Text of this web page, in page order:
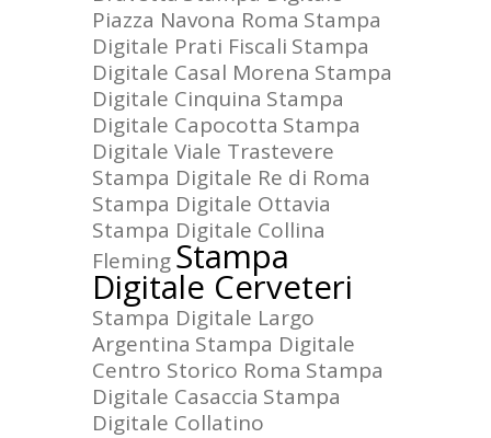
Piazza Navona Roma Stampa
Digitale Prati Fiscali Stampa
Digitale Casal Morena Stampa
Digitale Cinquina Stampa
Digitale Capocotta Stampa
Digitale Viale Trastevere
Stampa Digitale Re di Roma
Stampa Digitale Ottavia
Stampa Digitale Collina
FlemingStampa
Digitale Cerveteri
Stampa Digitale Largo
Argentina Stampa Digitale
Centro Storico Roma Stampa
Digitale Casaccia Stampa
Digitale Collatino